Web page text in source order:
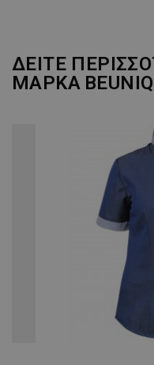
ΔΕΙΤΕ
ΜΑΡΚΑ